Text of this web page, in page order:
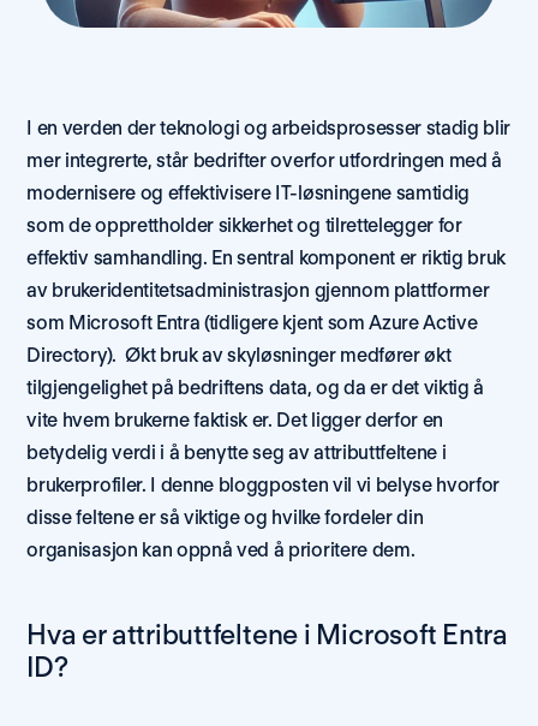
I en verden der teknologi og arbeidsprosesser stadig blir
mer integrerte, står bedrifter overfor utfordringen med å
modernisere og effektivisere IT-løsningene samtidig
som de opprettholder sikkerhet og tilrettelegger for
effektiv samhandling. En sentral komponent er riktig bruk
av brukeridentitetsadministrasjon gjennom plattformer
som Microsoft Entra (tidligere kjent som Azure Active
Directory).  Økt bruk av skyløsninger medfører økt
tilgjengelighet på bedriftens data, og da er det viktig å
vite hvem brukerne faktisk er. Det ligger derfor en
betydelig verdi i å benytte seg av attributtfeltene i
brukerprofiler. I denne bloggposten vil vi belyse hvorfor
disse feltene er så viktige og hvilke fordeler din
organisasjon kan oppnå ved å prioritere dem.
Hva er attributtfeltene i Microsoft Entra
ID?